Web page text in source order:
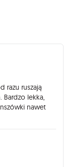
razu ruszają
lekka,
nawet